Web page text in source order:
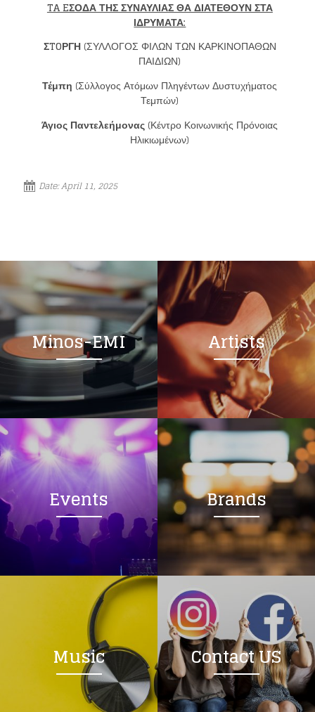
TA EΣΟΔΑ ΤΗΣ ΣΥΝΑΥΛΙΑΣ ΘΑ ΔΙΑΤΕΘΟΥΝ ΣΤΑ
ΙΔΡΥΜΑΤΑ:
ΣTOΡΓΗ(ΣΥΛΛΟΓΟΣ ΦΙΛΩΝ ΤΩΝ ΚΑΡΚΙΝΟΠΑΘΩΝ
ΠΑΙΔΙΩΝ)
Τέμπη (Σύλλογος Ατόμων Πληγέντων Δυστυχήματος
Τεμπών)
Άγιος Παντελεήμονας (Κέντρο Κοινωνικής Πρόνοιας
Ηλικιωμένων)
Date:April 11, 2025
Minos-EMI Artists
Events Brands
Music Contact US
Loading your form, please wait...